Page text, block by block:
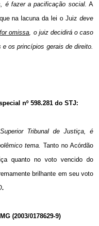
é fazer a pacificação social. A
na lacuna da lei o Juiz deve
omissa, o juiz decidirá o caso
os princípios gerais de direito.
nº 598.281 do STJ:
Tribunal de Justiça, é
tema. Tanto no Acórdão
quanto no voto vencido do
brilhante em seu voto
.
(2003/0178629-9)